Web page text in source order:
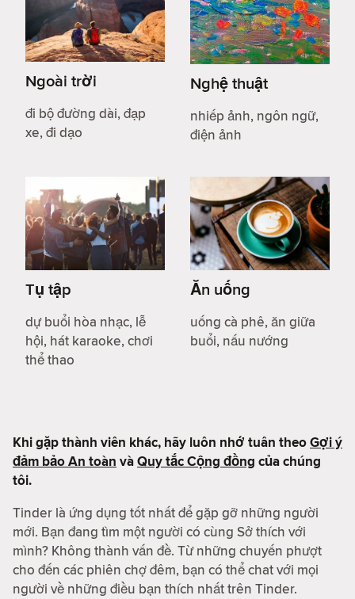
Ngoài trời
đi bộ đường dài, đạp
xe, đi dạo
Nghệ thuật
nhiếp ảnh, ngôn ngữ,
điện ảnh
Tụ tập
dự buổi hòa nhạc, lễ
hội, hát karaoke, chơi
thể thao
Ăn uống
uống cà phê, ăn giữa
buổi, nấu nướng
Khi gặp thành viên khác, hãy luôn nhớ tuân theoGợi ý
đảm bảo An toàn vàQuy tắc Cộng đồng của chúng
tôi.
Tinder là ứng dụng tốt nhất để gặp gỡ những người
mới. Bạn đang tìm một người có cùng Sở thích với
mình? Không thành vấn đề. Từ những chuyến phượt
cho đến các phiên chợ đêm, bạn có thể chat với mọi
người về những điều bạn thích nhất trên Tinder.